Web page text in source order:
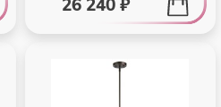
26 240 ₽